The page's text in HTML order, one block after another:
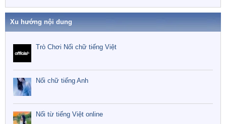
Xu hướng nội dung
Trò Chơi Nối chữ tiếng Việt
Nối chữ tiếng Anh
Nối từ tiếng Việt online